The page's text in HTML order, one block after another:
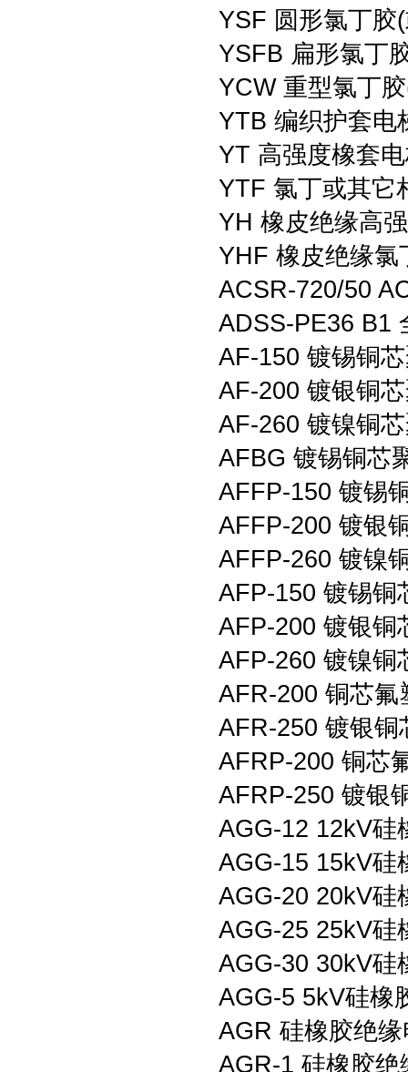
YSF 圆形氯丁胶
YSFB 扁形氯丁
YCW 重型氯丁
YTB 编织护套电
YT 高强度橡套
YTF 氯丁或其它
YH 橡皮绝缘高
YHF 橡皮绝缘氯
ACSR-720/50
ADSS-PE36 B1
AF-150 镀锡铜
AF-200 镀银铜
AF-260 镀镍铜
AFBG 镀锡铜芯
AFFP-150 镀锡
AFFP-200 镀银
AFFP-260 镀镍
AFP-150 镀锡铜
AFP-200 镀银铜
AFP-260 镀镍铜
AFR-200 铜芯氟
AFR-250 镀银铜
AFRP-200 铜芯
AFRP-250 镀银
AGG-12 12kV硅
AGG-15 15kV硅
AGG-20 20kV硅
AGG-25 25kV硅
AGG-30 30kV硅
AGG-5 5kV硅橡
AGR 硅橡胶绝
AGR-1 硅橡胶绝